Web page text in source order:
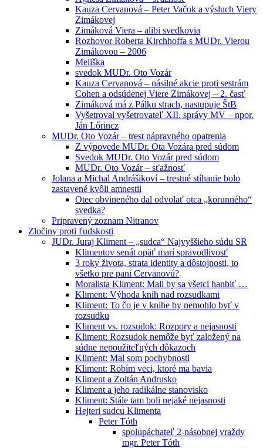
Kauza Cervanová – Peter Vačok a výsluch Viery
Zimákovej
Zimáková Viera – alibi svedkovia
Rozhovor Roberta Kirchhoffa s MUDr. Vierou
Zimákovou – 2006
Meliška
svedok MUDr. Oto Vozár
Kauza Cervanová – násilné akcie proti sestrám
Cohen a odsúdenej Viere Zimákovej – 2. časť
Zimáková má z Pálku strach, nastupuje ŠtB
Vyšetroval vyšetrovateľ XII. správy MV – npor.
Ján Lőrincz
MUDr. Oto Vozár – trest nápravného opatrenia
Z výpovede MUDr. Ota Vozára pred súdom
Svedok MUDr. Oto Vozár pred súdom
MUDr. Oto Vozár – sťažnosť
Jolana a Michal Andrášikoví – trestné stíhanie bolo
zastavené kvôli amnestii
Otec obvineného dal odvolať otca „korunného“
svedka?
Pripravený zoznam Nitranov
Zločiny proti ľudskosti
JUDr. Juraj Kliment – „sudca“ Najvyššieho súdu SR
Klimentov senát opäť marí spravodlivosť
3 roky života, strata identity a dôstojnosti, to
všetko pre pani Cervanovú?
Moralista Kliment: Mali by sa všetci hanbiť …
Kliment: Výhoda kníh nad rozsudkami
Kliment: To čo je v knihe by nemohlo byť v
rozsudku
Kliment vs. rozsudok: Rozpory a nejasnosti
Kliment: Rozsudok nemôže byť založený na
súdne nepoužiteľných dôkazoch
Kliment: Mal som pochybnosti
Kliment: Robím veci, ktoré ma bavia
Kliment a Zoltán Andrusko
Kliment a jeho radikálne stanovisko
Kliment: Stále tam boli nejaké nejasnosti
Hejteri sudcu Klimenta
Peter Tóth
spolupáchateľ 2-násobnej vraždy
mgr. Peter Tóth